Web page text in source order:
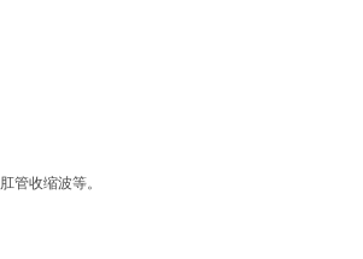
管收缩波等。